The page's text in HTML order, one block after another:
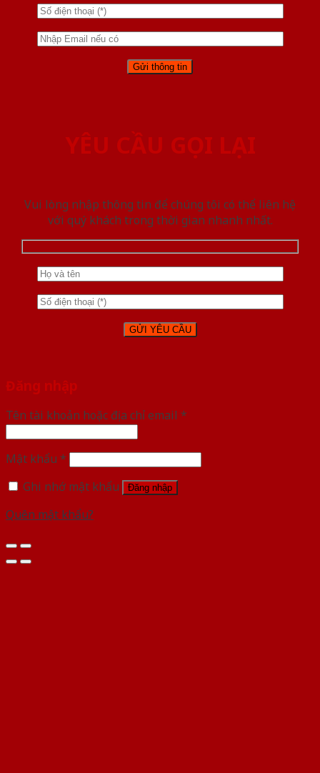
YÊU CẦU GỌI LẠI
Vui lòng nhập thông tin để chúng tôi có thể liên hệ
với quý khách trong thời gian nhanh nhất.
Đăng nhập
Tên tài khoản hoặc địa chỉ email *
Mật khẩu *
Ghi nhớ mật khẩu
Đăng nhập
Quên mật khẩu?